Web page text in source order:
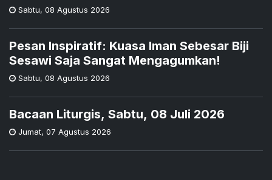
Sabtu, 08 Agustus 2026
Pesan Inspiratif: Kuasa Iman Sebesar Biji
Sesawi Saja Sangat Mengagumkan!
Sabtu, 08 Agustus 2026
Bacaan Liturgis, Sabtu, 08 Juli 2026
Jumat, 07 Agustus 2026